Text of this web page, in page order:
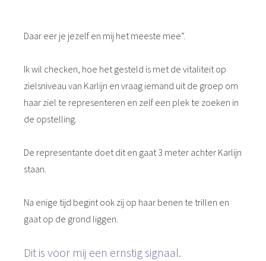
Daar eer je jezelf en mij het meeste mee”.
Ik wil checken, hoe het gesteld is met de vitaliteit op
zielsniveau van Karlijn en vraag iemand uit de groep om
haar ziel te representeren en zelf een plek te zoeken in
de opstelling.
De representante doet dit en gaat 3 meter achter Karlijn
staan.
Na enige tijd begint ook zij op haar benen te trillen en
gaat op de grond liggen.
Dit is voor mij een ernstig signaal.